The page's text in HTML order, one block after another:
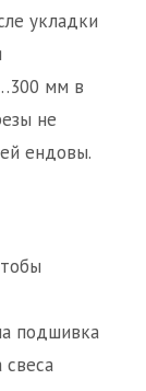
укладки
мм в
не
ендовы.
подшивка